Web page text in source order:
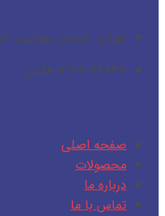
تهران، خیابان بهشتی،
۰۲۱۸۶۰۲۷۸۳۸ فکس
صفحه اصلی
محصولات
درباره ما
تماس با ما